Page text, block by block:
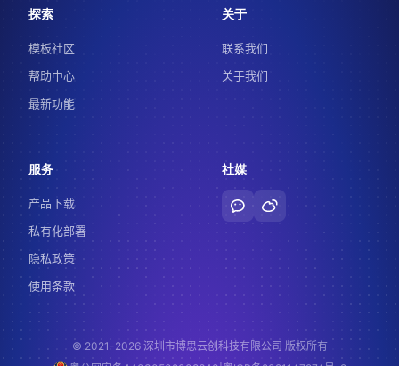
探索
模板社区
帮助中心
最新功能
关于
联系我们
关于我们
服务
产品下载
私有化部署
隐私政策
使用条款
社媒
© 2021-2026 深圳市博思云创科技有限公司 版权所有